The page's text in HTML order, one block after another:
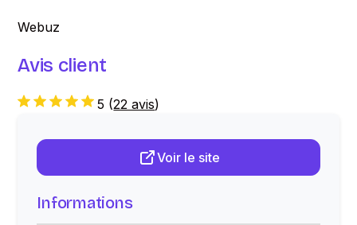
Webuz
Avis client
5 (22 avis)
Voir le site
Informations